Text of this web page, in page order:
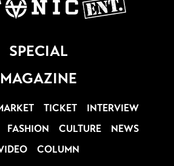
SPECIAL
MAGAZINE
TICKET
INTERVIEW
FASHION CULTURE
NEWS
COLUMN